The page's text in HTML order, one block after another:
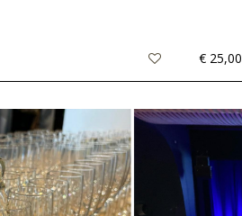
€ 25,00